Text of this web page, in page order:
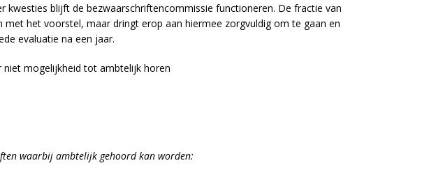
kwesties blijft de bezwaarschriftencommissie functioneren. De fractie van
met het voorstel, maar dringt erop aan hiermee zorgvuldig om te gaan en
evaluatie na een jaar.
niet mogelijkheid tot ambtelijk horen
waarbij ambtelijk gehoord kan worden: